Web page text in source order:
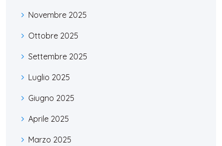
Novembre 2025
Ottobre 2025
Settembre 2025
Luglio 2025
Giugno 2025
Aprile 2025
Marzo 2025